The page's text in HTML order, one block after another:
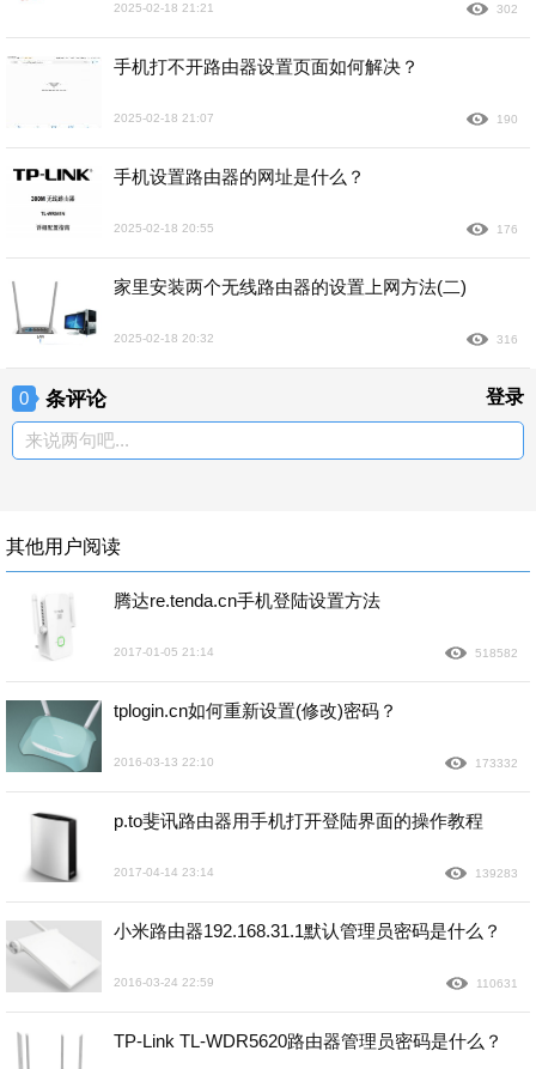
2025-02-18 21:21 302
手机打不开路由器设置页面如何解决？
2025-02-18 21:07 190
手机设置路由器的网址是什么？
2025-02-18 20:55 176
家里安装两个无线路由器的设置上网方法(二)
2025-02-18 20:32 316
0 条评论 登录
来说两句吧...
其他用户阅读
腾达re.tenda.cn手机登陆设置方法
2017-01-05 21:14 518582
tplogin.cn如何重新设置(修改)密码？
2016-03-13 22:10 173332
p.to斐讯路由器用手机打开登陆界面的操作教程
2017-04-14 23:14 139283
小米路由器192.168.31.1默认管理员密码是什么？
2016-03-24 22:59 110631
TP-Link TL-WDR5620路由器管理员密码是什么？